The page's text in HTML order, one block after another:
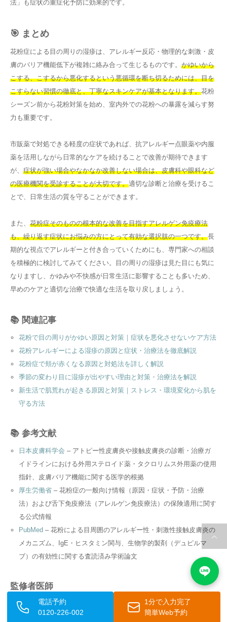
法」も症状の重症化予防に効果的です。
🎯 まとめ
花粉症による目の周りの湿疹は、アレルギー反応・物理的な刺激・皮
膚のバリア機能低下が複雑に絡み合って生じるものです。 かゆいから
こする、こするから悪化するという悪循環を断ち切るためには、目を
こすらない習慣の徹底と、丁寧なスキンケアが基本となります。花粉
シーズン前から花粉対策を始め、室内外での花粉への暴露を減らす努
力も重要です。
市販薬で対処できる軽度の症状であれば、抗アレルギー点眼薬や内服
薬を活用しながら日常的なケアを続けることで改善が期待できます
が、 症状が強い場合やなかなか改善しない場合は、皮膚科や眼科など
の医療機関を受診することが大切です。適切な診断と治療を受けるこ
とで、日常生活の質を守ることができます。
また、 花粉症そのものの根本的な改善を目指すアレルゲン免疫療法
も、繰り返す症状にお悩みの方にとって有効な選択肢の一つです。長
期的な視点でアレルギーと付き合っていくためにも、専門家への相談
を積極的に検討してみてください。目の周りの湿疹は見た目にも気に
なりますし、かゆみや不快感が日常生活に影響することも多いため、
早めのケアと適切な治療で快適な生活を取り戻しましょう。
📚 関連記事
花粉で目の周りがかゆい原因と対策｜症状を悪化させないケア方法
花粉アレルギーによる湿疹の原因と症状・治療法を徹底解説
花粉症で頬が赤くなる原因と対処法を詳しく解説
季節の変わり目に湿疹が出やすい理由と対策・治療法を解説
新生活で肌荒れが起きる原因と対策｜ストレス・環境変化から肌を
守る方法
📚 参考文献
日本皮膚科学会 – アトピー性皮膚炎や接触皮膚炎の診断・治療ガ
イドラインにおける外用ステロイド薬・タクロリムス外用薬の使用
指針、皮膚バリア機能に関する医学的根拠
厚生労働省– 花粉症の一般向け情報（原因・症状・予防・治療
法）および舌下免疫療法（アレルゲン免疫療法）の保険適用に関す
る公式情報
PubMed– 花粉による目周囲のアレルギー性・刺激性接触皮膚炎の
メカニズム、IgE・ヒスタミン関与、生物学的製剤（デュピルマ
ブ）の有効性に関する査読済み学術論文
監修者医師
高桑 康太 医師
電話予約
0120-226-002
1分で入力完了
簡単Web予約